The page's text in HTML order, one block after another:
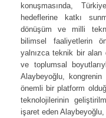
konuşmasında,
hedeflerine katkı
dönüşüm ve milli
bilimsel faaliyetlerin
yalnızca teknik bir alan
ve toplumsal
Alaybeyoğlu,
önemli bir platform
teknolojilerinin
işaret eden